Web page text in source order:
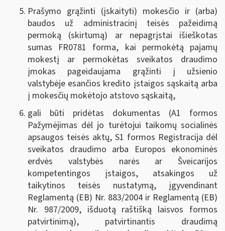
Prašymo grąžinti (įskaityti) mokesčio ir (arba)
baudos už administracinį teisės pažeidimą
permoką (skirtumą) ar nepagrįstai išieškotas
sumas FR0781 forma, kai permokėtą pajamų
mokestį ar permokėtas sveikatos draudimo
įmokas pageidaujama grąžinti į užsienio
valstybėje esančios kredito įstaigos sąskaitą arba
į mokesčių mokėtojo atstovo sąskaitą,
gali būti pridėtas dokumentas (A1 formos
Pažymėjimas dėl jo turėtojui taikomų socialinės
apsaugos teisės aktų, S1 formos Registracija dėl
sveikatos draudimo arba Europos ekonominės
erdvės valstybės narės ar Šveicarijos
kompetentingos įstaigos, atsakingos už
taikytinos teisės nustatymą, įgyvendinant
Reglamentą (EB) Nr. 883/2004 ir Reglamentą (EB)
Nr. 987/2009, išduotą raštišką laisvos formos
patvirtinimą), patvirtinantis draudimą